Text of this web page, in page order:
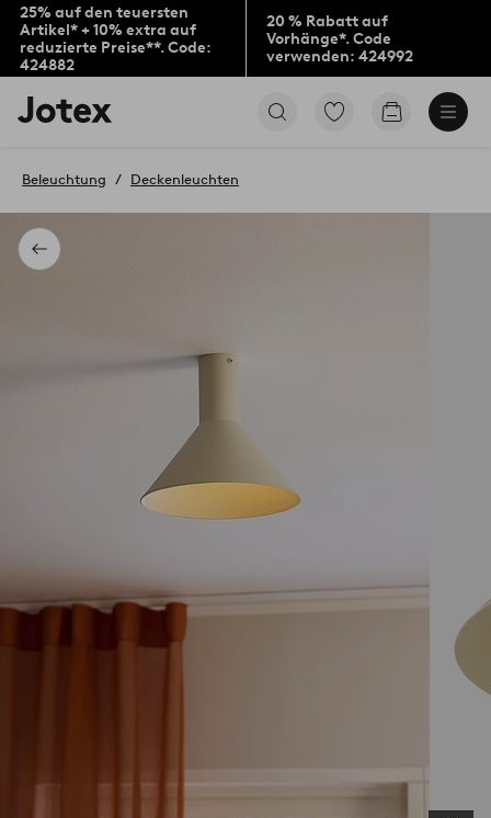
25% auf den teuersten
Artikel* + 10% extra auf
reduzierte Preise**. Code:
424882
20 % Rabatt auf
Vorhänge*. Code
verwenden: 424992
Jotex-
Logo
Startseite
Zu
Produkten
Zum
Zurück
Beleuchtung Deckenleuchten